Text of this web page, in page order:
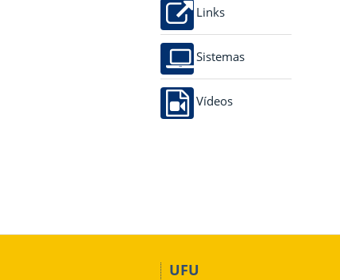
Links
Sistemas
Vídeos
UFU